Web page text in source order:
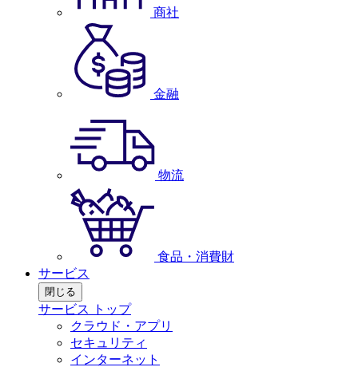
商社
金融
物流
食品・消費財
サービス
閉じる
サービス トップ
クラウド・アプリ
セキュリティ
インターネット